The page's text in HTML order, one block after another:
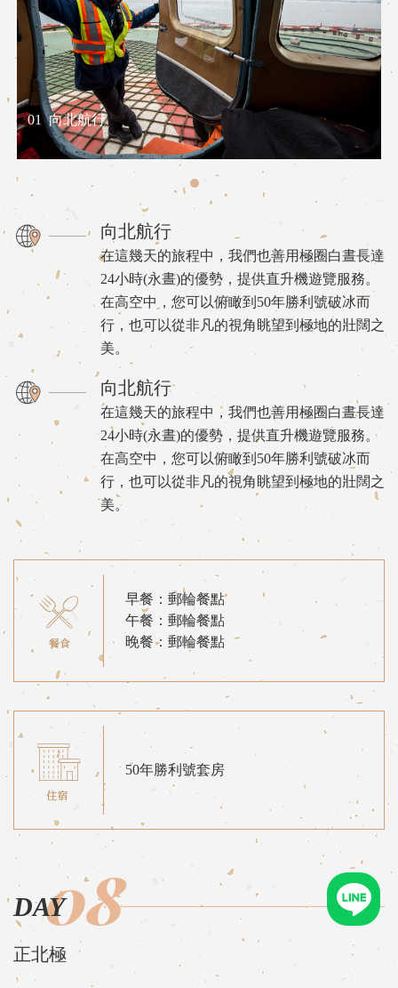
01 向北航行
向北航行
在這幾天的旅程中，我們也善用極圈白晝長達
24小時(永晝)的優勢，提供直升機遊覽服務。
在高空中，您可以俯瞰到50年勝利號破冰而
行，也可以從非凡的視角眺望到極地的壯闊之
美。
向北航行
在這幾天的旅程中，我們也善用極圈白晝長達
24小時(永晝)的優勢，提供直升機遊覽服務。
在高空中，您可以俯瞰到50年勝利號破冰而
行，也可以從非凡的視角眺望到極地的壯闊之
美。
早餐：郵輪餐點
午餐：郵輪餐點
晚餐：郵輪餐點
50年勝利號套房
DAY08
正北極